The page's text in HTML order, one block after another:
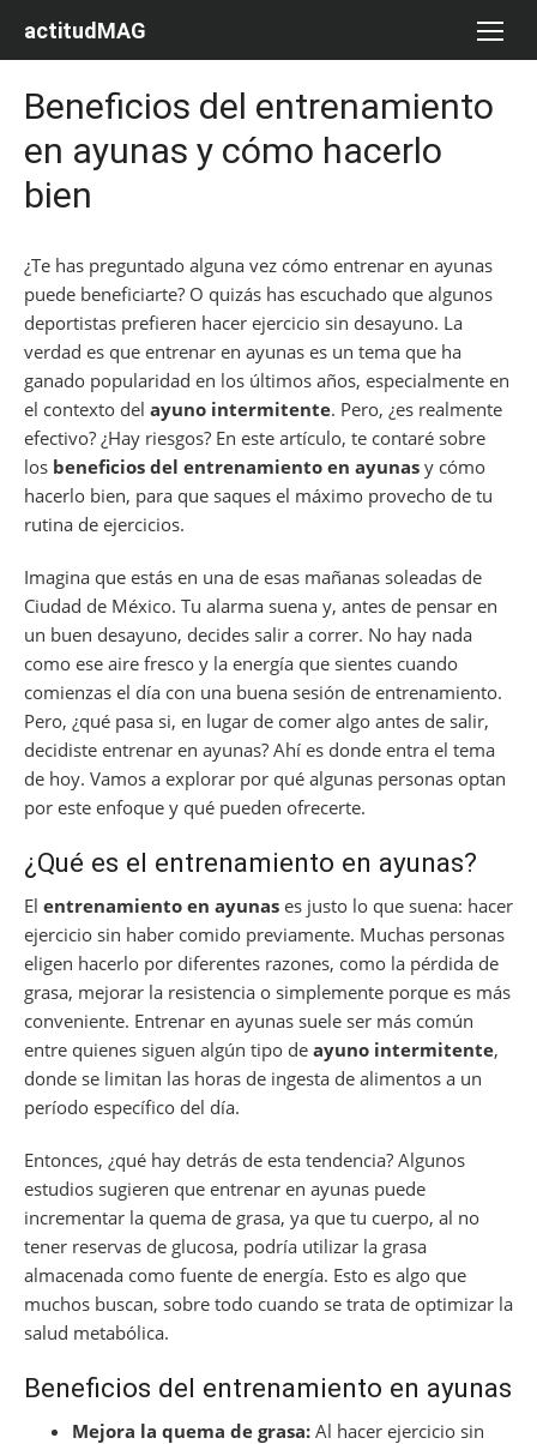
actitudMAG
Beneficios del entrenamiento
en ayunas y cómo hacerlo
bien
¿Te has preguntado alguna vez cómo entrenar en ayunas
puede beneficiarte? O quizás has escuchado que algunos
deportistas prefieren hacer ejercicio sin desayuno. La
verdad es que entrenar en ayunas es un tema que ha
ganado popularidad en los últimos años, especialmente en
el contexto del ayuno intermitente. Pero, ¿es realmente
efectivo? ¿Hay riesgos? En este artículo, te contaré sobre
los beneficios del entrenamiento en ayunas y cómo
hacerlo bien, para que saques el máximo provecho de tu
rutina de ejercicios.
Imagina que estás en una de esas mañanas soleadas de
Ciudad de México. Tu alarma suena y, antes de pensar en
un buen desayuno, decides salir a correr. No hay nada
como ese aire fresco y la energía que sientes cuando
comienzas el día con una buena sesión de entrenamiento.
Pero, ¿qué pasa si, en lugar de comer algo antes de salir,
decidiste entrenar en ayunas? Ahí es donde entra el tema
de hoy. Vamos a explorar por qué algunas personas optan
por este enfoque y qué pueden ofrecerte.
¿Qué es el entrenamiento en ayunas?
El entrenamiento en ayunas es justo lo que suena: hacer
ejercicio sin haber comido previamente. Muchas personas
eligen hacerlo por diferentes razones, como la pérdida de
grasa, mejorar la resistencia o simplemente porque es más
conveniente. Entrenar en ayunas suele ser más común
entre quienes siguen algún tipo de ayuno intermitente,
donde se limitan las horas de ingesta de alimentos a un
período específico del día.
Entonces, ¿qué hay detrás de esta tendencia? Algunos
estudios sugieren que entrenar en ayunas puede
incrementar la quema de grasa, ya que tu cuerpo, al no
tener reservas de glucosa, podría utilizar la grasa
almacenada como fuente de energía. Esto es algo que
muchos buscan, sobre todo cuando se trata de optimizar la
salud metabólica.
Beneficios del entrenamiento en ayunas
Mejora la quema de grasa: Al hacer ejercicio sin